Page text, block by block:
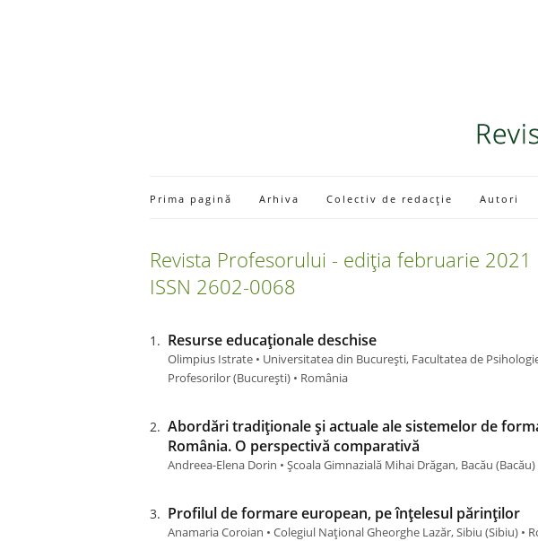
Prima pagină Arhiva Colectiv de redacție Autori
Revista Profesorului - ediția februarie 2021
ISSN 2602-0068
Resurse educaționale deschise
Olimpius Istrate • Universitatea din București, Facultatea de
Profesorilor (Bucureşti) • România
Abordări tradiţionale şi actuale ale sistemelor de
România. O perspectivă comparativă
Andreea-Elena Dorin • Școala Gimnazială Mihai Drăgan, Bacău
Profilul de formare european, pe înțelesul părinților
Anamaria Coroian • Colegiul Național Gheorghe Lazăr, Sibiu (Sibiu) •